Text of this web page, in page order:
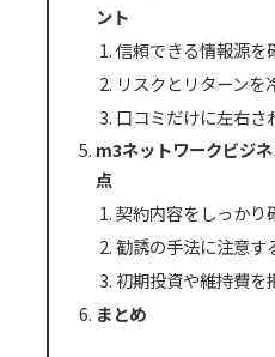
ント
信頼できる情報源を
リスクとリターンを
口コミだけに左右さ
m3ネットワークビジ
点
契約内容をしっかり
勧誘の手法に注意す
初期投資や維持費を
まとめ